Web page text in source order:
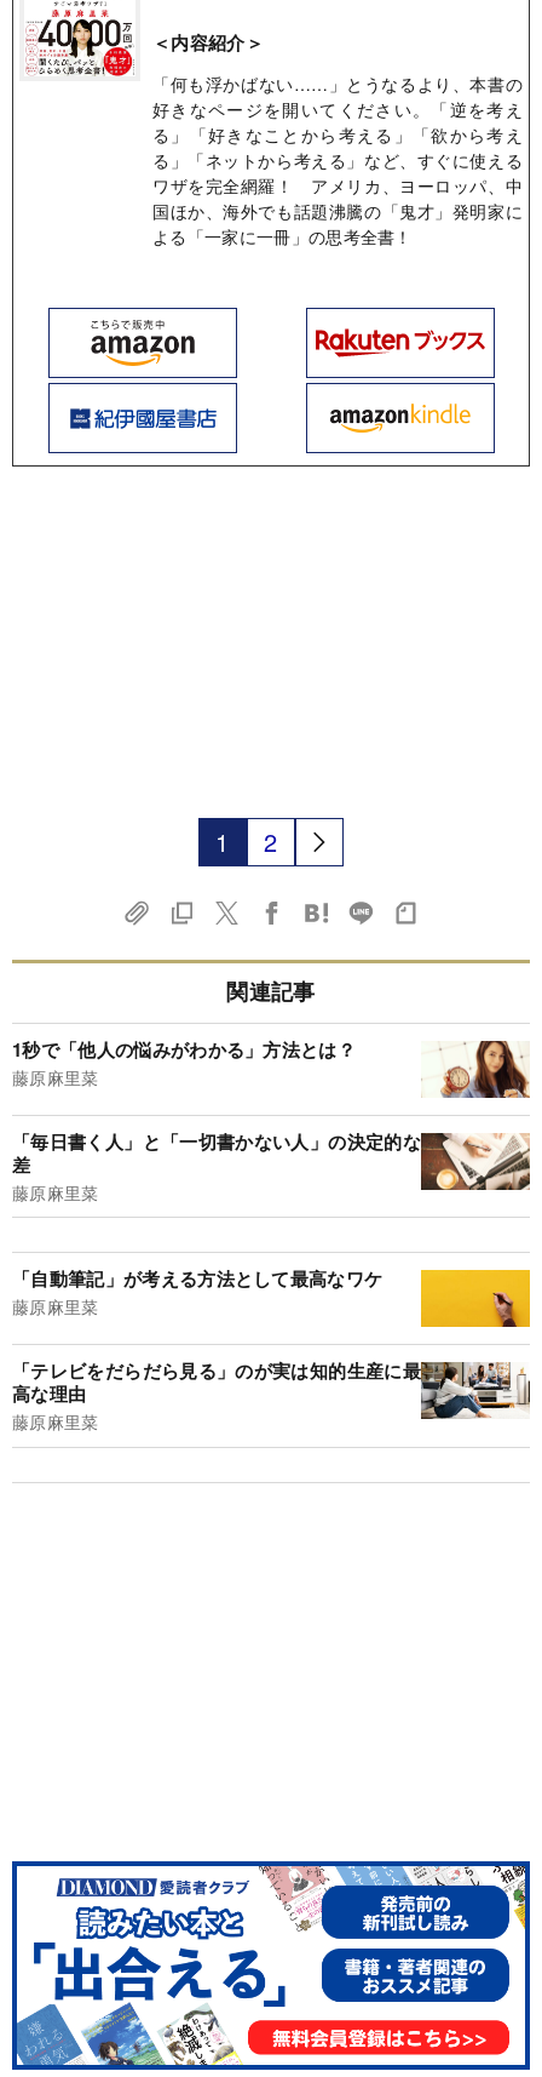
＜内容紹介＞
「何も浮かばない……」とうなるより、本書の
好きなページを開いてください。「逆を考え
る」「好きなことから考える」「欲から考え
る」「ネットから考える」など、すぐに使える
ワザを完全網羅！ アメリカ、ヨーロッパ、中
国ほか、海外でも話題沸騰の「鬼才」発明家に
よる「一家に一冊」の思考全書！
1 2
関連記事
1秒で「他人の悩みがわかる」方法とは？
藤原麻里菜
「毎日書く人」と「一切書かない人」の決定的な
差
藤原麻里菜
「自動筆記」が考える方法として最高なワケ
藤原麻里菜
「テレビをだらだら見る」のが実は知的生産に最
高な理由
藤原麻里菜